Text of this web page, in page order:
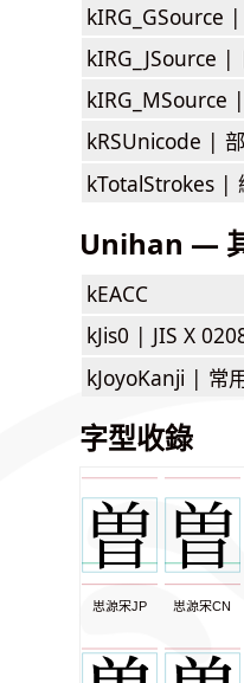
kIRG_GSource |
kIRG_JSource |
kIRG_MSource |
kRSUnicode |
kTotalStrokes |
Unihan —
kEACC
kJis0 | JIS X
kJoyoKanji | 常
字型收錄
思源宋JP 思源宋CN